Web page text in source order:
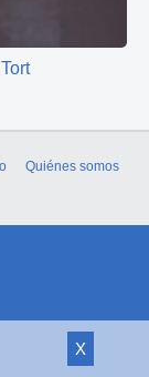
X
Quiénes somos